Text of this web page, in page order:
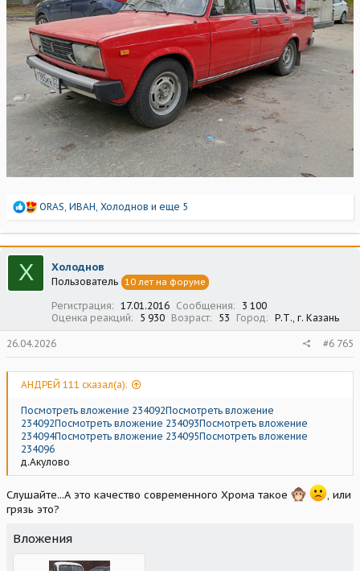
Р
а
к
ц
ORAS ИВАН Холоднов и еще 5
Х Холоднов
Пользователь 10 лет на форуме
Регистрация 17.01.2016 Сообщения
3 100
Оценка реакций
5 930 Возраст 53 Город Р.Т., г. Казань
26.04.2026 #6 765
АНДРЕЙ 111 сказал(а):
Посмотреть вложение 234092Посмотреть вложение
234092Посмотреть вложение 234093Посмотреть вложение
234094Посмотреть вложение 234095Посмотреть вложение
234096
д.Акулово
Слушайте...А это качество современного Хрома такое
, или
грязь это?
Вложения